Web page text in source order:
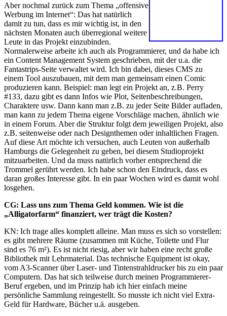
Aber nochmal zurück zum Thema „offensive
Werbung im Internet“: Das hat natürlich
damit zu tun, dass es mir wichtig ist, in den
nächsten Monaten auch überregional weitere
Leute in das Projekt einzubinden.
Normalerweise arbeite ich auch als Programmierer, und da habe ich
ein Content Management System geschrieben, mit der u.a. die
Fantastrips-Seite verwaltet wird. Ich bin dabei, dieses CMS zu
einem Tool auszubauen, mit dem man gemeinsam einen Comic
produzieren kann. Beispiel: man legt ein Projekt an, z.B. Perry
#133, dazu gibt es dann Infos wie Plot, Seitenbeschreibungen,
Charaktere usw. Dann kann man z.B. zu jeder Seite Bilder aufladen,
man kann zu jedem Thema eigene Vorschläge machen, ähnlich wie
in einem Forum. Aber die Struktur folgt dem jeweiligen Projekt, also
z.B. seitenweise oder nach Designthemen oder inhaltlichen Fragen.
Auf diese Art möchte ich versuchen, auch Leuten von außerhalb
Hamburgs die Gelegenheit zu geben, bei diesem Studioprojekt
mitzuarbeiten. Und da muss natürlich vorher entsprechend die
Trommel gerührt werden. Ich habe schon den Eindruck, dass es
daran großes Interesse gibt. In ein paar Wochen wird es damit wohl
losgehen.
CG: Lass uns zum Thema Geld kommen. Wie ist die
„Alligatorfarm“ finanziert, wer trägt die Kosten?
KN: Ich trage alles komplett alleine. Man muss es sich so vorstellen:
es gibt mehrere Räume (zusammen mit Küche, Toilette und Flur
sind es 76 m²). Es ist nicht riesig, aber wir haben eine recht große
Bibliothek mit Lehrmaterial. Das technische Equipment ist okay,
vom A3-Scanner über Laser- und Tintenstrahldrucker bis zu ein paar
Computern. Das hat sich teilweise durch meinen Programmierer-
Beruf ergeben, und im Prinzip hab ich hier einfach meine
persönliche Sammlung reingestellt. So musste ich nicht viel Extra-
Geld für Hardware, Bücher u.ä. ausgeben.